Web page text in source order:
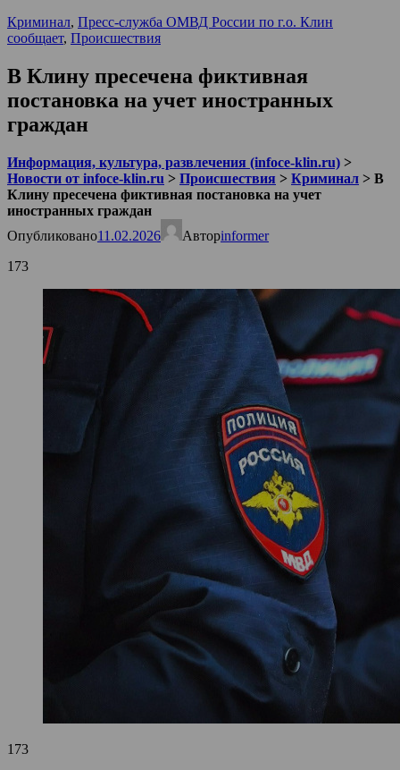
Криминал, Пресс-служба ОМВД России по г.о. Клин
сообщает, Происшествия
В Клину пресечена фиктивная
постановка на учет иностранных
граждан
Информация, культура, развлечения (infoce-klin.ru) >
Новости от infoce-klin.ru > Происшествия > Криминал > В
Клину пресечена фиктивная постановка на учет
иностранных граждан
Опубликовано11.02.2026 Авторinformer
173
173